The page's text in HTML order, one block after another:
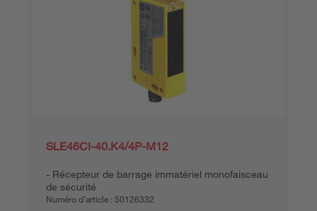
SLE46CI-40.K4/4P-M12
Récepteur de barrage immatériel monofaisceau
de sécurité
Numéro d’article : 50126332